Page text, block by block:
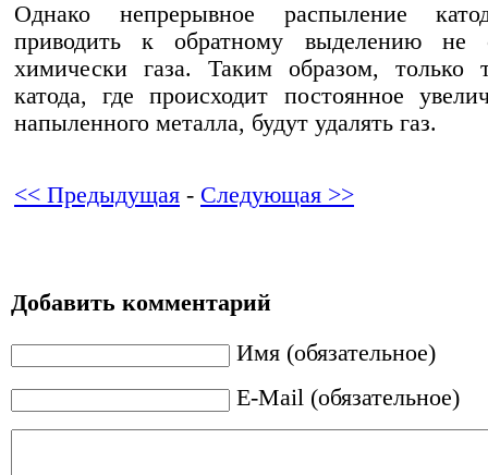
Однако непрерывное распыление
приводить к обратному выделению не
химически газа. Таким образом, только
катода, где происходит постоянное
напыленного металла, будут удалять газ.
<< Предыдущая - Следующая >>
Добавить комментарий
Имя (обязательное)
E-Mail (обязательное)